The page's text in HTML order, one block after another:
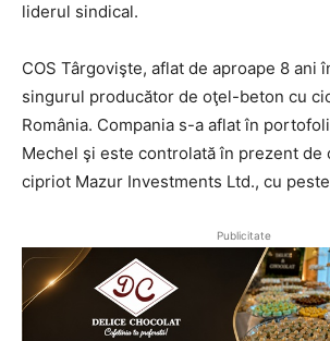
liderul sindical.
COS Târgovişte, aflat de aproape 8 ani
singurul producător de oţel-beton cu
România. Compania s-a aflat în
Mechel şi este controlată în prezent
cipriot Mazur Investments Ltd., cu
Publicitate